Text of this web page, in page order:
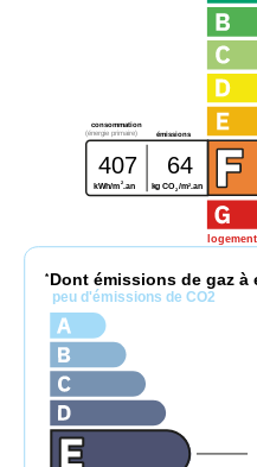
consommation
émissions
(énergie primaire)
407 64
kWh/m 2 .an kg CO2/m2 .an
* Dont émissions de gaz à
peu d'émissions de CO2